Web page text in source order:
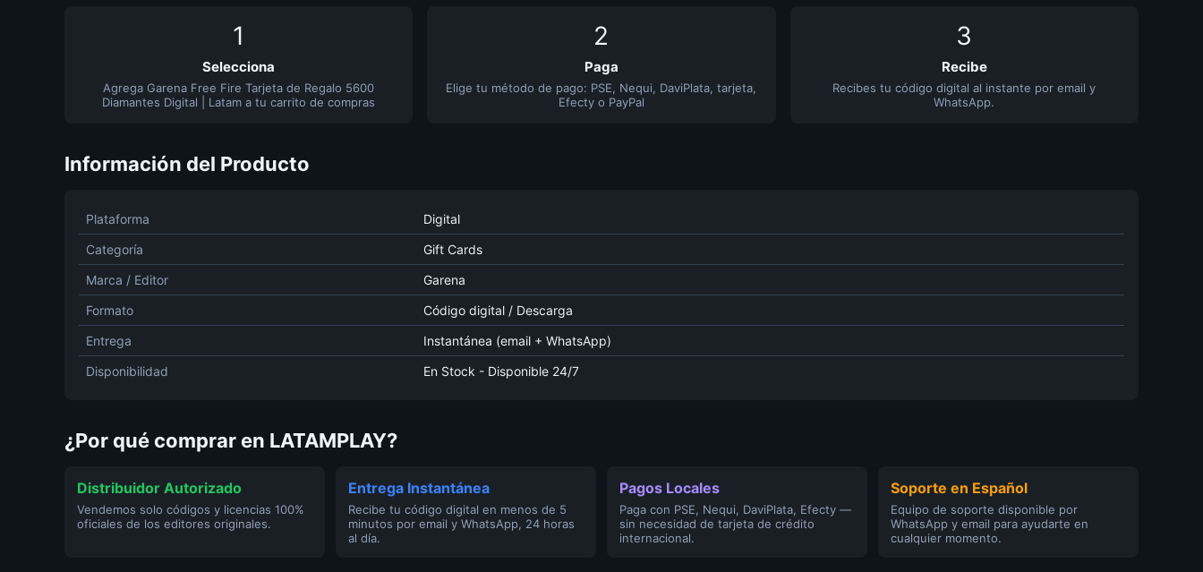
1
Selecciona
Agrega Garena Free Fire Tarjeta de Regalo 5600
Diamantes Digital | Latam a tu carrito de compras
2
Paga
Elige tu método de pago: PSE, Nequi, DaviPlata, tarjeta,
Efecty o PayPal
3
Recibe
Recibes tu código digital al instante por email y
WhatsApp.
Información del Producto
Plataforma
Digital
Categoría
Gift Cards
Marca / Editor
Garena
Formato
Código digital / Descarga
Entrega
Instantánea (email + WhatsApp)
Disponibilidad
En Stock - Disponible 24/7
¿Por qué comprar en LATAMPLAY?
Distribuidor Autorizado
Vendemos solo códigos y licencias 100%
oficiales de los editores originales.
Entrega Instantánea
Recibe tu código digital en menos de 5
minutos por email y WhatsApp, 24 horas
al día.
Pagos Locales
Paga con PSE, Nequi, DaviPlata, Efecty —
sin necesidad de tarjeta de crédito
internacional.
Soporte en Español
Equipo de soporte disponible por
WhatsApp y email para ayudarte en
cualquier momento.